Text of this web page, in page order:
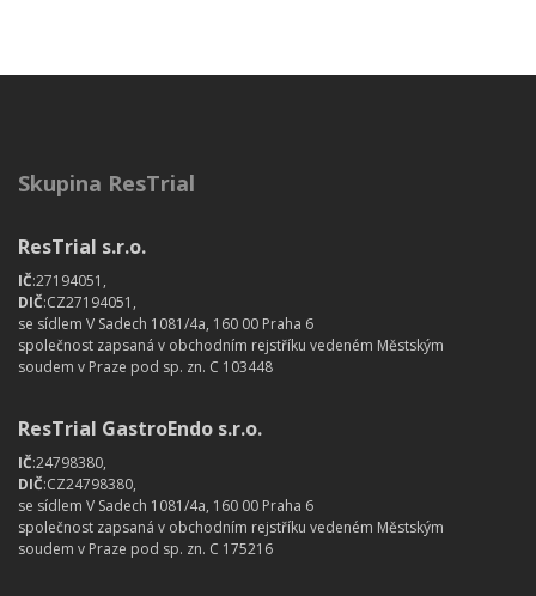
Skupina ResTrial
ResTrial s.r.o.
IČ:27194051,
DIČ:CZ27194051,
se sídlem V Sadech 1081/4a, 160 00 Praha 6
společnost zapsaná v obchodním rejstříku vedeném Městským
soudem v Praze pod sp. zn. C 103448
ResTrial GastroEndo s.r.o.
IČ:24798380,
DIČ:CZ24798380,
se sídlem V Sadech 1081/4a, 160 00 Praha 6
společnost zapsaná v obchodním rejstříku vedeném Městským
soudem v Praze pod sp. zn. C 175216